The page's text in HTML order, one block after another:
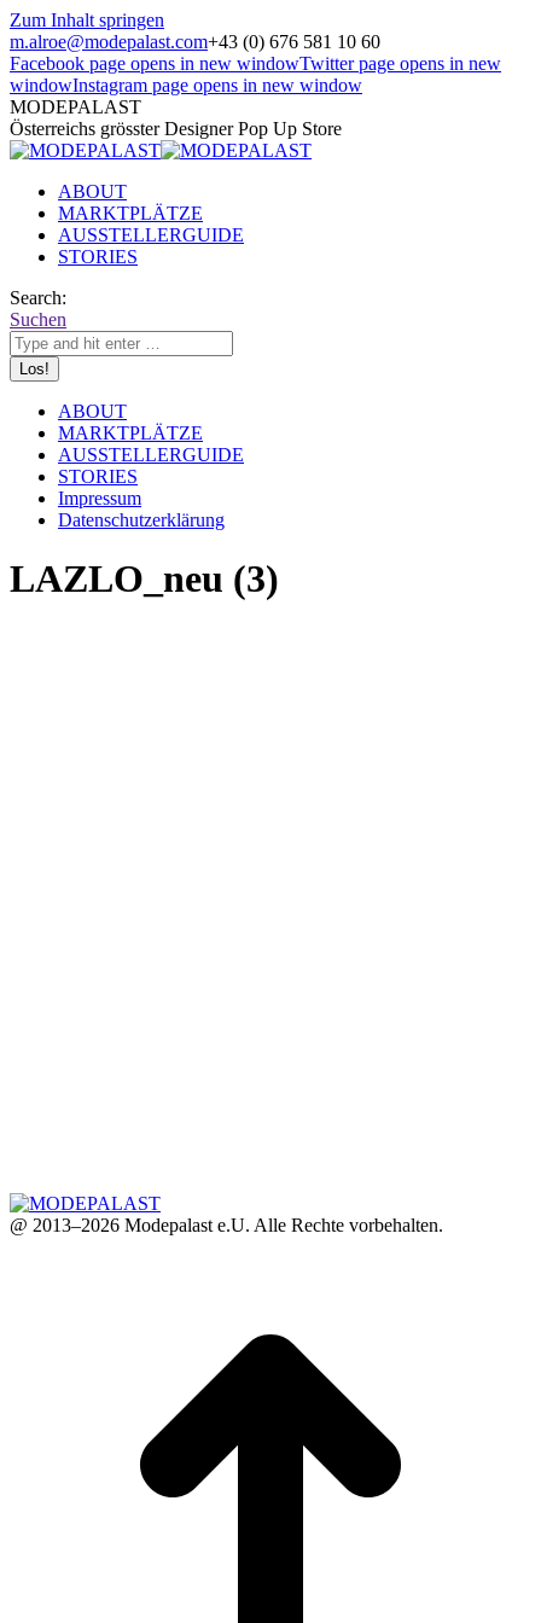
Zum Inhalt springen
m.alroe@modepalast.com+43 (0) 676 581 10 60
Facebook page opens in new windowTwitter page opens in new
windowInstagram page opens in new window
MODEPALAST
Österreichs grösster Designer Pop Up Store
ABOUT
MARKTPLÄTZE
AUSSTELLERGUIDE
STORIES
Search:
Suchen
ABOUT
MARKTPLÄTZE
AUSSTELLERGUIDE
STORIES
Impressum
Datenschutzerklärung
LAZLO_neu (3)
@ 2013–2026 Modepalast e.U. Alle Rechte vorbehalten.